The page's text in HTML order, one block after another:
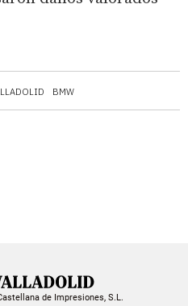
BMW
de Impresiones, S.L.